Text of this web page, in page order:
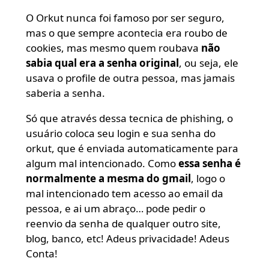
O Orkut nunca foi famoso por ser seguro,
mas o que sempre acontecia era roubo de
cookies, mas mesmo quem roubava não
sabia qual era a senha original, ou seja, ele
usava o profile de outra pessoa, mas jamais
saberia a senha.
Só que através dessa tecnica de phishing, o
usuário coloca seu login e sua senha do
orkut, que é enviada automaticamente para
algum mal intencionado. Comoessa senha é
normalmente a mesma do gmail, logo o
mal intencionado tem acesso ao email da
pessoa, e ai um abraço… pode pedir o
reenvio da senha de qualquer outro site,
blog, banco, etc! Adeus privacidade! Adeus
Conta!